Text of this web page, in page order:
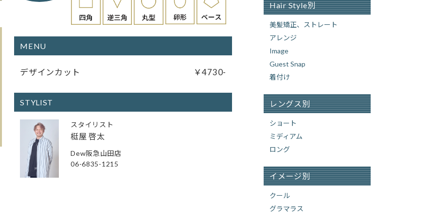
MENU
デザインカット ￥4730-
STYLIST
スタイリスト
梃屋 啓太
Dew阪急山田店
06-6835-1215
Hair Style別
美髪矯正、ストレート
アレンジ
Image
Guest Snap
着付け
レングス別
ショート
ミディアム
ロング
イメージ別
クール
グラマラス